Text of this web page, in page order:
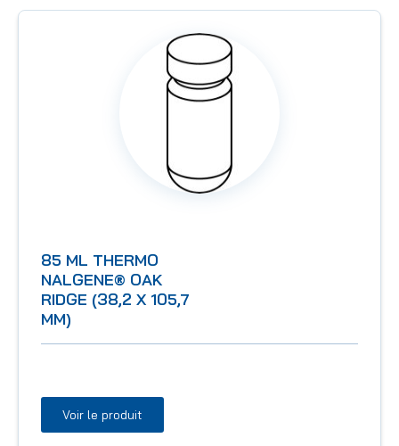
85 ML THERMO
NALGENE® OAK
RIDGE (38,2 X 105,7
MM)
Voir le produit